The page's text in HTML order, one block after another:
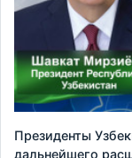
Президенты
дальнейшего